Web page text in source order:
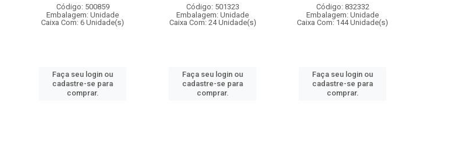
Código: 500859
Embalagem: Unidade
Caixa Com: 6 Unidade(s)
Faça seu login ou
cadastre-se para
comprar.
Código: 501323
Embalagem: Unidade
Caixa Com: 24 Unidade(s)
Faça seu login ou
cadastre-se para
comprar.
Código: 832332
Embalagem: Unidade
Caixa Com: 144 Unidade(s)
Faça seu login ou
cadastre-se para
comprar.